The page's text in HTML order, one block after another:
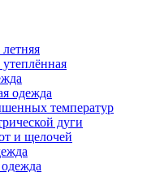
одежда
температур
дуги
и щелочей